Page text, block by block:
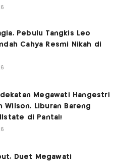
Pebulu Tangkis Leo
Cahya Resmi Nikah di
Megawati Hangestri
Wilson, Liburan Bareng
di Pantai!
Duet Megawati